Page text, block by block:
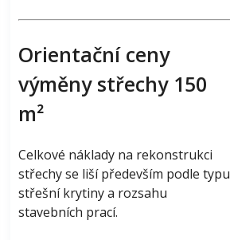
Orientační ceny
výměny střechy 150
m²
Celkové náklady na rekonstrukci
střechy se liší především podle typu
střešní krytiny a rozsahu
stavebních prací.